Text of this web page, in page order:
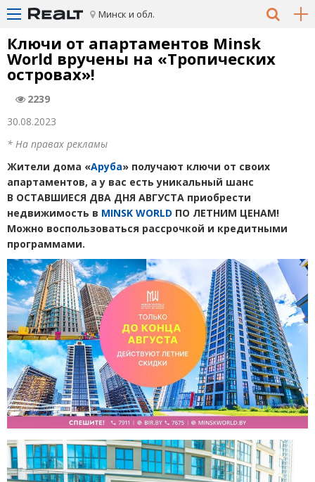
Минск и обл.
Ключи от апартаментов Minsk
World вручены на «Тропических
островах»!
2239
30.08.2023
* На правах рекламы
Жители дома «Аруба» получают ключи от своих
апартаментов, а у вас есть уникальный шанс
В ОСТАВШИЕСЯ ДВА ДНЯ АВГУСТА приобрести
недвижимость в MINSK WORLD ПО ЛЕТНИМ ЦЕНАМ!
Можно воспользоваться рассрочкой и кредитными
программами.